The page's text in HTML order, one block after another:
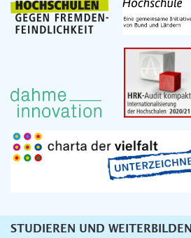
Unternavigation
STUDIEREN UND WEITERBILDEN